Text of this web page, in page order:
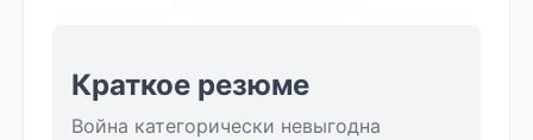
Краткое резюме
Война категорически невыгодна